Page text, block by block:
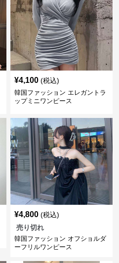
¥4,100 (税込)
韓国ファッション エレガントラ
ップミニワンピース
¥4,800 (税込)
売り切れ
韓国ファッション オフショルダ
ーフリルワンピース